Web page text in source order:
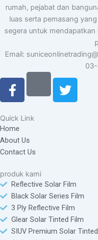
rumah, pejabat dan
luas serta pemasang
segera untuk
Email:
F
a
c
e
b
o
o
-
f
T
w
i
Quick Link
Home
About Us
Contact Us
produk kami
Reflective Solar Film
Black Solar Series Film
3 Ply Reflective Film
Glear Solar Tinted Film
SIUV Premium Solar